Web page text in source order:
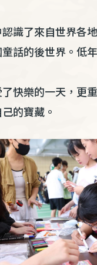
識了來自世界各
話的後世界。低
快樂的一天，更
的寶藏。